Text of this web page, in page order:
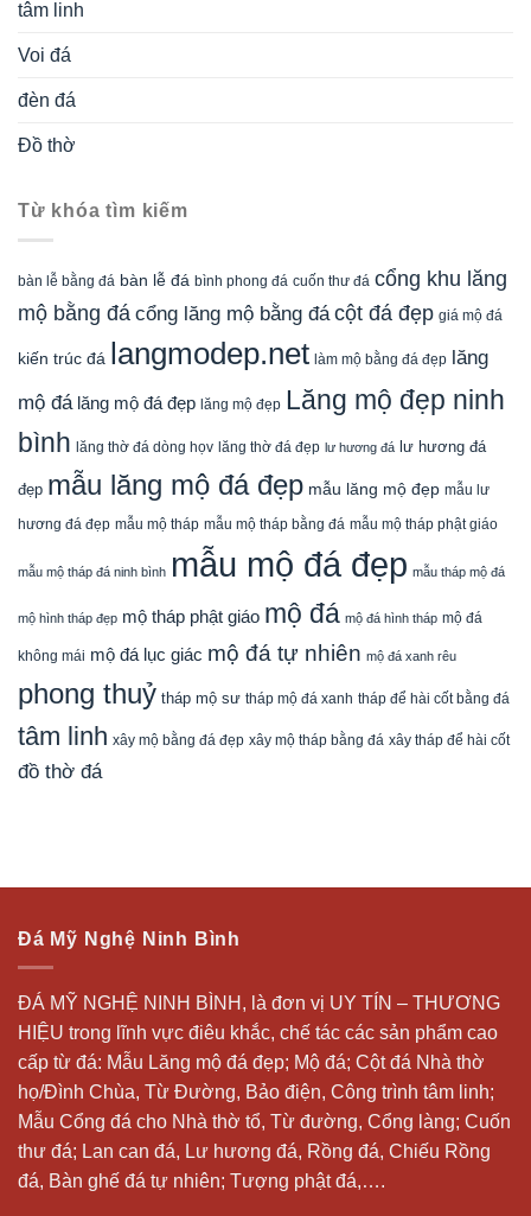
tâm linh
Voi đá
đèn đá
Đồ thờ
Từ khóa tìm kiếm
bàn lễ bằng đá bàn lễ đá bình phong đá cuốn thư đá cổng khu lăng
mộ bằng đá cổng lăng mộ bằng đá cột đá đẹp giá mộ đá
kiến trúc đá langmodep.net làm mộ bằng đá đẹp lăng
mộ đá lăng mộ đá đẹp lăng mộ đẹp Lăng mộ đẹp ninh
bình lăng thờ đá dòng họv lăng thờ đá đẹp lư hương đá lư hương đá
đẹp mẫu lăng mộ đá đẹp mẫu lăng mộ đẹp mẫu lư
hương đá đẹp mẫu mộ tháp mẫu mộ tháp bằng đá mẫu mộ tháp phật giáo
mẫu mộ tháp đá ninh bình mẫu mộ đá đẹp mẫu tháp mộ đá
mộ hình tháp đẹp mộ tháp phật giáo mộ đá mộ đá hình tháp mộ đá
không mái mộ đá lục giác mộ đá tự nhiên mộ đá xanh rêu
phong thuỷ tháp mộ sư tháp mộ đá xanh tháp để hài cốt bằng đá
tâm linh xây mộ bằng đá đẹp xây mộ tháp bằng đá xây tháp để hài cốt
đồ thờ đá
Đá Mỹ Nghệ Ninh Bình
ĐÁ MỸ NGHỆ NINH BÌNH, là đơn vị UY TÍN – THƯƠNG
HIỆU trong lĩnh vực điêu khắc, chế tác các sản phẩm cao
cấp từ đá: Mẫu Lăng mộ đá đẹp; Mộ đá; Cột đá Nhà thờ
họ/Đình Chùa, Từ Đường, Bảo điện, Công trình tâm linh;
Mẫu Cổng đá cho Nhà thờ tổ, Từ đường, Cổng làng; Cuốn
thư đá; Lan can đá, Lư hương đá, Rồng đá, Chiếu Rồng
đá, Bàn ghế đá tự nhiên; Tượng phật đá,….